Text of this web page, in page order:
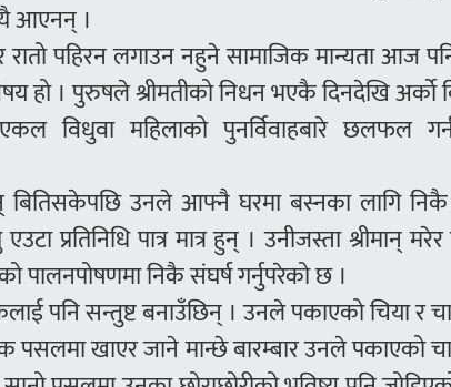
आएनन् ।
रातो पहिरन लगाउन नहुने सामाजिक मान्यता आज
हो । पुरुषले श्रीमतीको निधन भएकै दिनदेखि अर्काे
विधुवा महिलाको पुनर्विवाहबारे छलफल
बितिसकेपछि उनले आफ्नै घरमा बस्नका लागि
प्रतिनिधि पात्र मात्र हुन् । उनीजस्ता श्रीमान्
पालनपोषणमा निकै संघर्ष गर्नुपरेको छ ।
पनि सन्तुष्ट बनाउँछिन् । उनले पकाएको चिया र
खाएर जाने मान्छे बारम्बार उनले पकाएको